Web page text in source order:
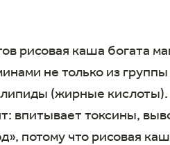
рисовая каша богата
не только из
(жирные
впитывает токсины,
потому что рисовая